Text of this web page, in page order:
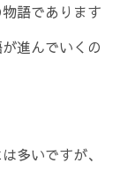
語であります
進んでいくの
多いですが、